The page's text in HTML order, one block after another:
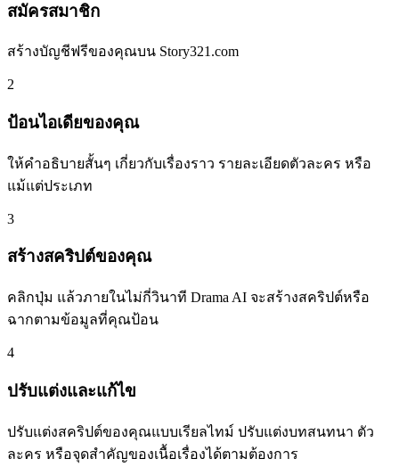
สมัครสมาชิก
สร้างบัญชีฟรีของคุณบน Story321.com
2
ป้อนไอเดียของคุณ
ให้คำอธิบายสั้นๆ เกี่ยวกับเรื่องราว รายละเอียดตัวละคร หรือ
แม้แต่ประเภท
3
สร้างสคริปต์ของคุณ
คลิกปุ่ม แล้วภายในไม่กี่วินาที Drama AI จะสร้างสคริปต์หรือ
ฉากตามข้อมูลที่คุณป้อน
4
ปรับแต่งและแก้ไข
ปรับแต่งสคริปต์ของคุณแบบเรียลไทม์ ปรับแต่งบทสนทนา ตัว
ละคร หรือจุดสำคัญของเนื้อเรื่องได้ตามต้องการ